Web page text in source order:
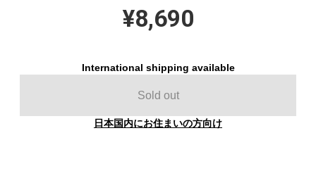
¥8,690
International shipping available
Sold out
日本国内にお住まいの方向け